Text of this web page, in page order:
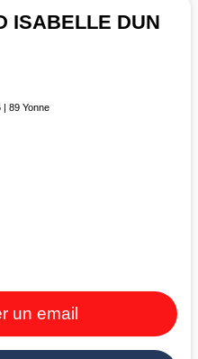
ISABELLE DUN
| 89 Yonne
un email